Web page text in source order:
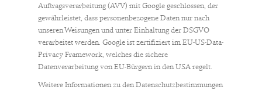
Auftragsverarbeitung (AVV) mit Google geschlossen, der
gewährleistet, dass personenbezogene Daten nur nach
unseren Weisungen und unter Einhaltung der DSGVO
verarbeitet werden. Google ist zertifiziert im EU-US-Data-
Privacy Framework, welches die sichere
Datenverarbeitung von EU-Bürgern in den USA regelt.
Weitere Informationen zu den Datenschutzbestimmungen